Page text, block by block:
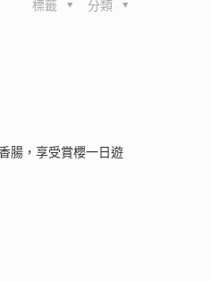
分類
標籤
腸，享受賞櫻一日遊